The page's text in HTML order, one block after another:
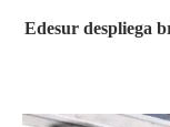
Edesur despliega